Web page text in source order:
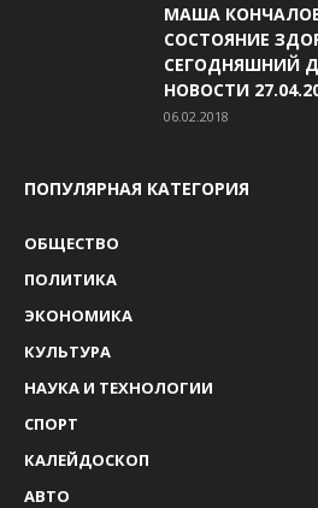
МАША
СОСТОЯНИЕ
СЕГОДНЯШНИЙ
НОВОСТИ
06.02.2018
ПОПУЛЯРНАЯ КАТЕГОРИЯ
ОБЩЕСТВО
ПОЛИТИКА
ЭКОНОМИКА
КУЛЬТУРА
НАУКА И ТЕХНОЛОГИИ
СПОРТ
КАЛЕЙДОСКОП
АВТО